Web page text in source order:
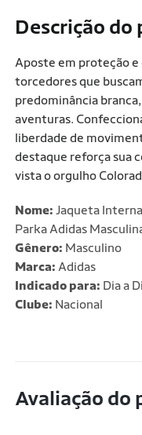
Descrição do
Aposte em proteção e
torcedores que
predominância
aventuras.
liberdade de
destaque reforça sua
vista o orgulho
Nome: Jaqueta
Parka Adidas
Gênero: Masculino
Marca: Adidas
Indicado para: Dia a
Clube: Nacional
Avaliação do